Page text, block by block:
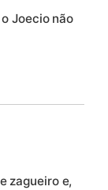
Joecio não
zagueiro e,